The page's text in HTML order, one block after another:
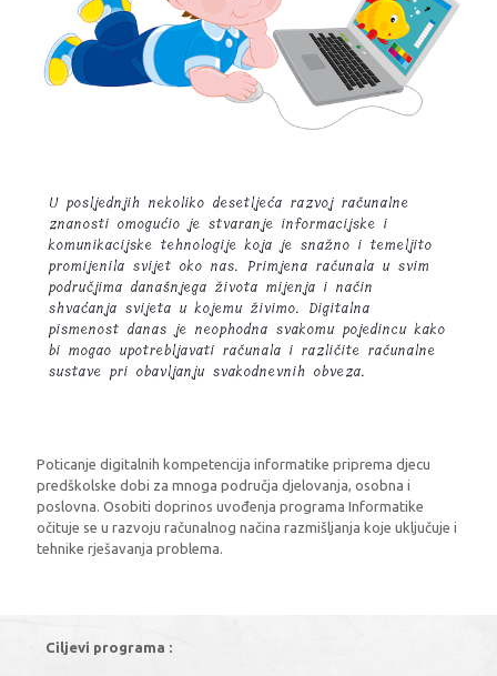
U posljednjih nekoliko desetljeća razvoj računalne
znanosti omogućio je stvaranje informacijske i
komunikacijske tehnologije koja je snažno i temeljito
promijenila svijet oko nas. Primjena računala u svim
područjima današnjega života mijenja i način
shvaćanja svijeta u kojemu živimo. Digitalna
pismenost danas je neophodna svakomu pojedincu kako
bi mogao upotrebljavati računala i različite računalne
sustave pri obavljanju svakodnevnih obveza.
Poticanje digitalnih kompetencija informatike priprema djecu
predškolske dobi za mnoga područja djelovanja, osobna i
poslovna. Osobiti doprinos uvođenja programa Informatike
očituje se u razvoju računalnog načina razmišljanja koje uključuje i
tehnike rješavanja problema.
Ciljevi programa :